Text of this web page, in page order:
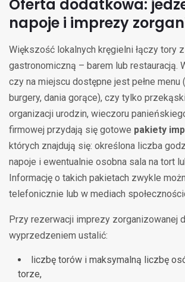
Oferta dodatkowa:
napoje i imprezy
Większość lokalnych kręgielni łączy tory
gastronomiczną – barem lub restauracją.
czy na miejscu dostępne jest pełne menu
burgery, dania gorące), czy tylko
organizacji urodzin, wieczoru
firmowej przydają się gotowe pakiety
których znajdują się: określona liczba
napoje i ewentualnie osobna sala na tort
Informację o takich pakietach zwykle
telefonicznie lub w mediach
Przy rezerwacji imprezy zorganizowanej
wyprzedzeniem ustalić:
liczbę torów i maksymalną liczbę
torze,